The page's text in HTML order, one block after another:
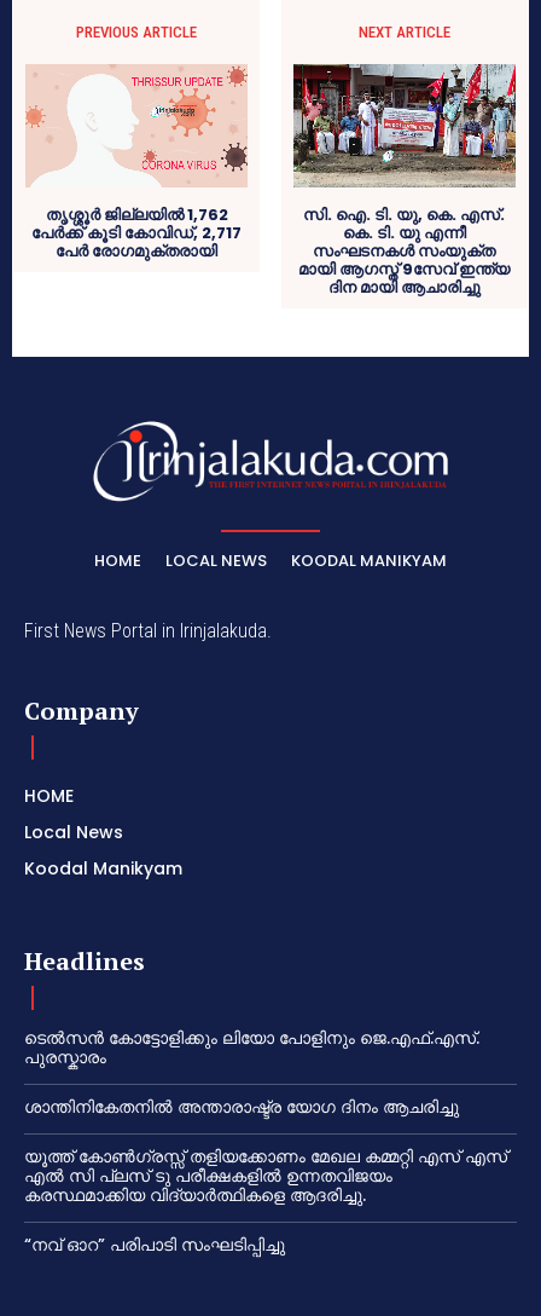
PREVIOUS ARTICLE
തൃശ്ശൂര്‍ ജില്ലയില്‍ 1,762
പേര്‍ക്ക് കൂടി കോവിഡ്, 2,717
പേര്‍ രോഗമുക്തരായി
NEXT ARTICLE
സി. ഐ. ടി. യു, കെ. എസ്‌.
കെ. ടി. യു എന്നീ
സംഘടനകൾ സംയുക്ത
മായി ആഗസ്ത് 9സേവ് ഇന്ത്യ
ദിന മായി ആചാരിച്ചു
HOME LOCAL NEWS KOODAL MANIKYAM
First News Portal in Irinjalakuda.
Company
HOME
Local News
Koodal Manikyam
Headlines
ടെൽസൻ കോട്ടോളിക്കും ലിയോ പോളിനും ജെ.എഫ്.എസ്.
പുരസ്കാരം
ശാന്തിനികേതനിൽ അന്താരാഷ്ട്ര യോഗ ദിനം ആചരിച്ചു
യൂത്ത് കോൺഗ്രസ്സ് തളിയക്കോണം മേഖല കമ്മറ്റി എസ് എസ്
എൽ സി പ്ലസ് ടു പരീക്ഷകളിൽ ഉന്നതവിജയം
കരസ്ഥമാക്കിയ വിദ്യാർത്ഥികളെ ആദരിച്ചു.
“നവ് ഓറ” പരിപാടി സംഘടിപ്പിച്ചു